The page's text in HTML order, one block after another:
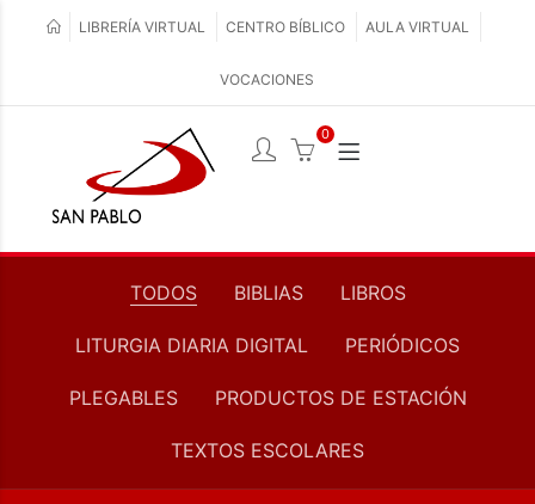
LIBRERÍA VIRTUAL CENTRO BÍBLICO AULA VIRTUAL
VOCACIONES
0
TODOS BIBLIAS LIBROS
LITURGIA DIARIA DIGITAL PERIÓDICOS
PLEGABLES PRODUCTOS DE ESTACIÓN
TEXTOS ESCOLARES